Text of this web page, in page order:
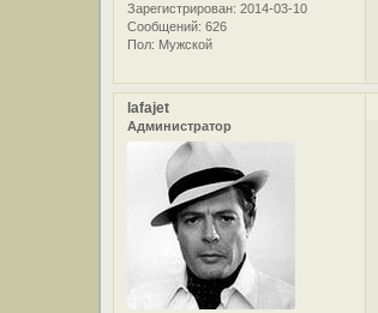
Зарегистрирован: 2014-03-10
Сообщений: 626
Пол: Мужской
lafajet
Администратор